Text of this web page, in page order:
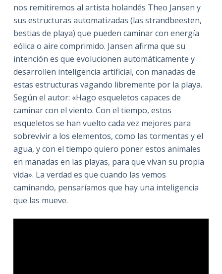
nos remitiremos al artista holandés Theo Jansen y
sus estructuras automatizadas (las strandbeesten,
bestias de playa) que pueden caminar con energía
eólica o aire comprimido. Jansen afirma que su
intención es que evolucionen automáticamente y
desarrollen inteligencia artificial, con manadas de
estas estructuras vagando libremente por la playa.
Según el autor: «Hago esqueletos capaces de
caminar con el viento. Con el tiempo, estos
esqueletos se han vuelto cada vez mejores para
sobrevivir a los elementos, como las tormentas y el
agua, y con el tiempo quiero poner estos animales
en manadas en las playas, para que vivan su propia
vida». La verdad es que cuando las vemos
caminando, pensaríamos que hay una inteligencia
que las mueve.